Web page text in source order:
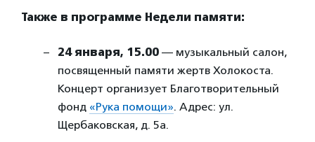
Также в программе Недели памяти:
24 января, 15.00 — музыкальный салон,
посвященный памяти жертв Холокоста.
Концерт организует Благотворительный
фонд «Рука помощи». Адрес: ул.
Щербаковская, д. 5а.